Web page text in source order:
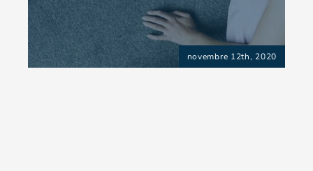
novembre 12th, 2020